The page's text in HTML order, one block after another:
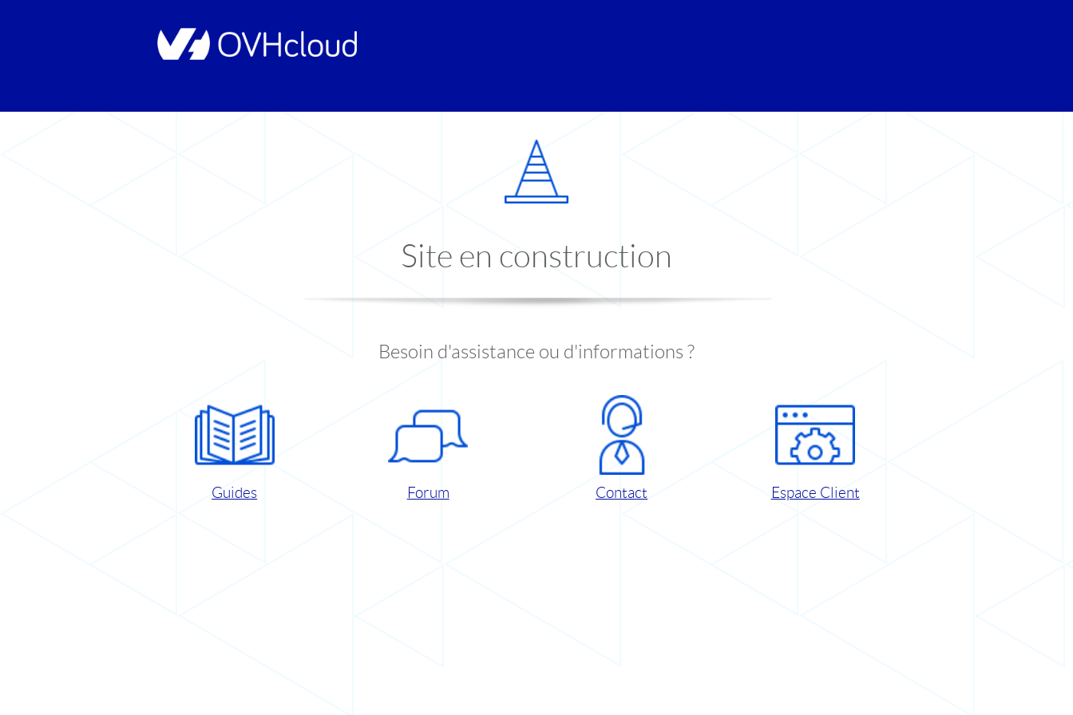
Site en construction
Besoin d'assistance ou d'informations ?
Guides Forum Contact Espace Client